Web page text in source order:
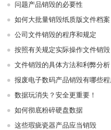
问题产品销毁的必要性
如何大批量销毁纸质版文件档案
公司文件销毁的程序和规定
按照有关规定实际操作文件销毁
文件销毁的具体方法和利弊分析
报废电子数码产品销毁有哪些程
数据玩消失？安全更重要！
如何彻底粉碎硬盘数据
这些瑕疵瓷器产品应当销毁